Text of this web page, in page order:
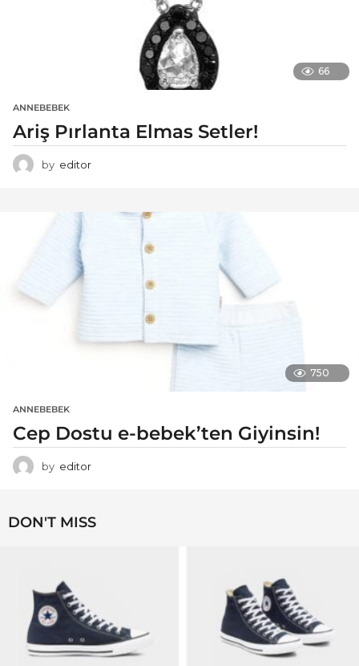
66
ANNEBEBEK
Ariş Pırlanta Elmas Setler!
by editor
750
ANNEBEBEK
Cep Dostu e-bebek’ten Giyinsin!
by editor
DON'T MISS